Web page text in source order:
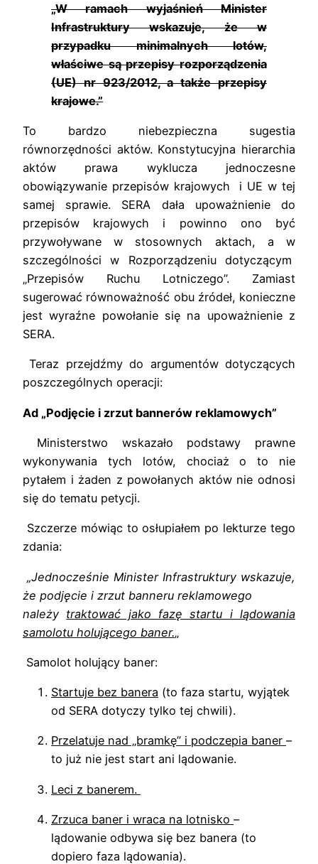
„W ramach wyjaśnień Minister
Infrastruktury wskazuje, że w
przypadku minimalnych lotów,
właściwe są przepisy rozporządzenia
(UE) nr 923/2012, a także przepisy
krajowe.”
To bardzo niebezpieczna sugestia
równorzędności aktów. Konstytucyjna hierarchia
aktów prawa wyklucza jednoczesne
obowiązywanie przepisów krajowych i UE w tej
samej sprawie. SERA dała upoważnienie do
przepisów krajowych i powinno ono być
przywoływane w stosownych aktach, a w
szczególności w Rozporządzeniu dotyczącym
„Przepisów Ruchu Lotniczego”. Zamiast
sugerować równoważność obu źródeł, konieczne
jest wyraźne powołanie się na upoważnienie z
SERA.
Teraz przejdźmy do argumentów dotyczących
poszczególnych operacji:
Ad „Podjęcie i zrzut bannerów reklamowych”
Ministerstwo wskazało podstawy prawne
wykonywania tych lotów, chociaż o to nie
pytałem i żaden z powołanych aktów nie odnosi
się do tematu petycji.
Szczerze mówiąc to osłupiałem po lekturze tego
zdania:
„Jednocześnie Minister Infrastruktury wskazuje,
że podjęcie i zrzut banneru reklamowego
należy traktować jako fazę startu i lądowania
samolotu holującego baner.„
Samolot holujący baner:
Startuje bez banera (to faza startu, wyjątek
od SERA dotyczy tylko tej chwili).
Przelatuje nad „bramkę” i podczepia baner –
to już nie jest start ani lądowanie.
Leci z banerem.
Zrzuca baner i wraca na lotnisko –
lądowanie odbywa się bez banera (to
dopiero faza lądowania).